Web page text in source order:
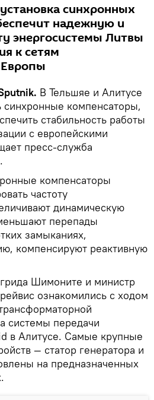
синхронных
надежную и
энергосистемы Литвы
к сетям
В Тельшяе и Алитусе
синхронные компенсаторы,
стабильность работы
с европейскими
пресс-служба
компенсаторы
частоту
динамическую
перепады
замыканиях,
компенсируют реактивную
Шимоните и министр
ознакомились с ходом
системы передачи
в Алитусе. Самые крупные
— статор генератора и
на предназначенных